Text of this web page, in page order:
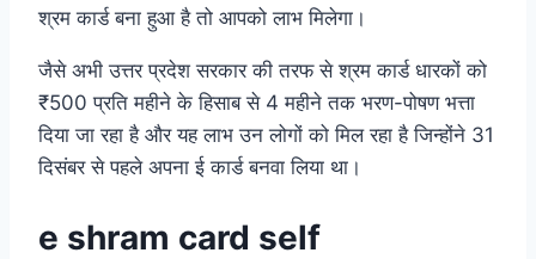
श्रम कार्ड बना हुआ है तो आपको लाभ मिलेगा।
जैसे अभी उत्तर प्रदेश सरकार की तरफ से श्रम कार्ड धारकों को
₹500 प्रति महीने के हिसाब से 4 महीने तक भरण-पोषण भत्ता
दिया जा रहा है और यह लाभ उन लोगों को मिल रहा है जिन्होंने 31
दिसंबर से पहले अपना ई कार्ड बनवा लिया था।
e shram card self